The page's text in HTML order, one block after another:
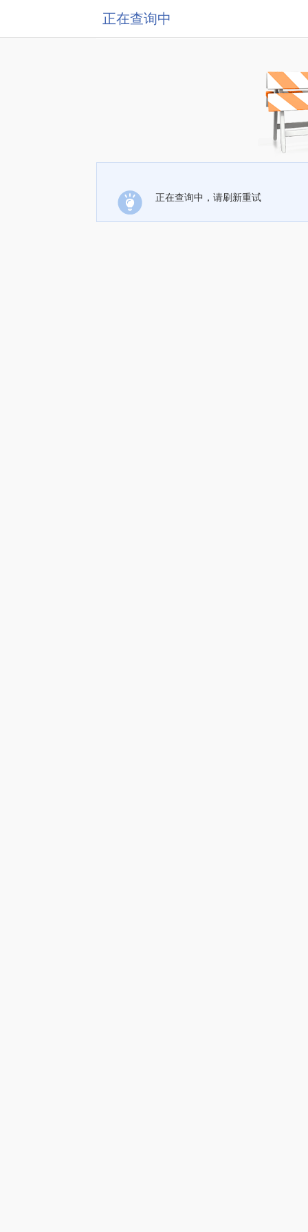
正在查询中
正在查询中，请刷新重试